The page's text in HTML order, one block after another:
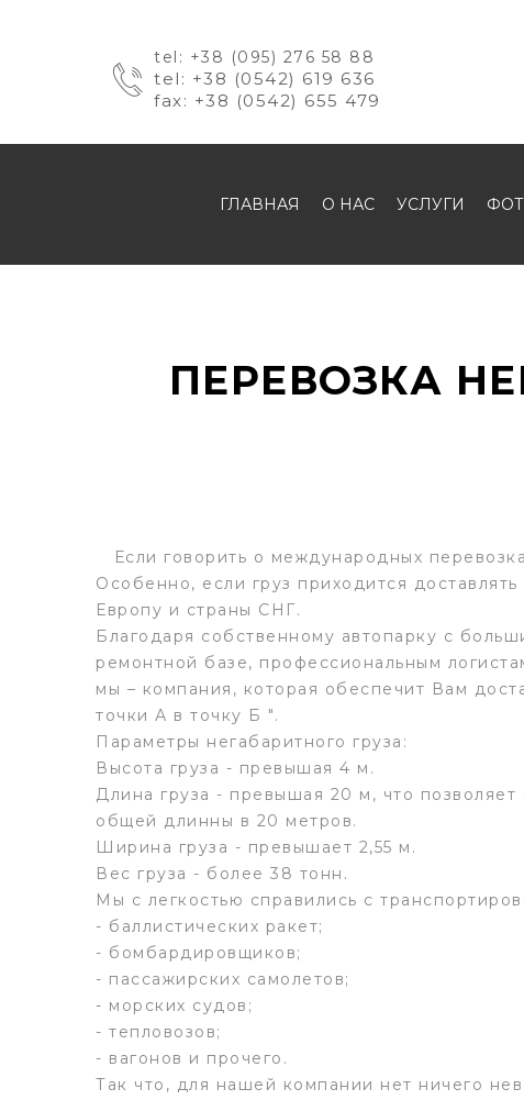
tel: +38 (095) 276 58 88
tel: +38 (0542) 619 636
fax: +38 (0542) 655 479
ГЛАВНАЯ О НАС УСЛУГИ
ПЕРЕВОЗКА
Если говорить о международных
Особенно, если груз приходится
Европу и страны СНГ.
Благодаря собственному автопарку с
ремонтной базе, профессиональным
мы – компания, которая обеспечит Вам
точки А в точку Б ".
Параметры негабаритного груза:
Высота груза - превышая 4 м.
Длина груза - превышая 20 м, что
общей длинны в 20 метров.
Ширина груза - превышает 2,55 м.
Вес груза - более 38 тонн.
Мы с легкостью справились с
- баллистических ракет;
- бомбардировщиков;
- пассажирских самолетов;
- морских судов;
- тепловозов;
- вагонов и прочего.
Так что, для нашей компании нет ничего